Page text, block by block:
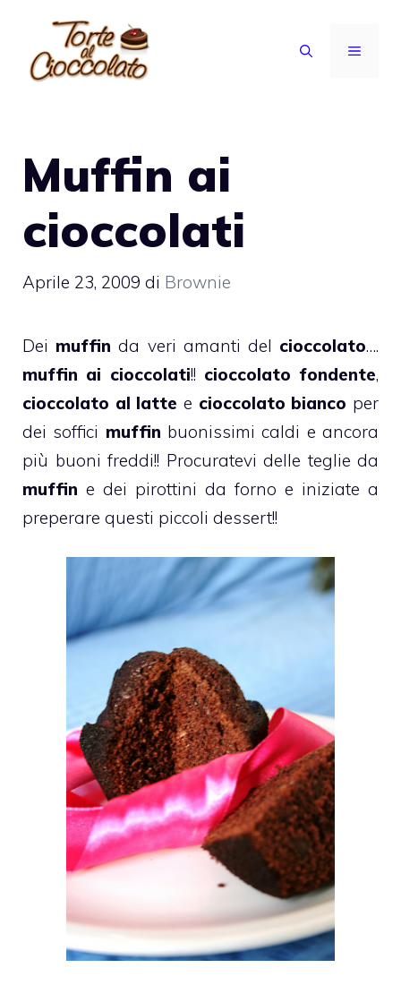
contenuto
MENU
Muffin ai
cioccolati
Aprile 23, 2009 di Brownie
Dei muffin da veri amanti del cioccolato….
muffin ai cioccolati!! cioccolato fondente,
cioccolato al latte e cioccolato bianco per
dei soffici muffin buonissimi caldi e ancora
più buoni freddi!! Procuratevi delle teglie da
muffin e dei pirottini da forno e iniziate a
preperare questi piccoli dessert!!